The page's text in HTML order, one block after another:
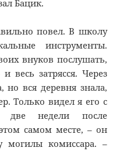
Бацик.
повел. В школу
инструменты.
внуков послушать,
весь затрясся. Через
но вся деревня знала,
Только видел я его с
две недели после
самом месте, – он
могилы комиссара. –